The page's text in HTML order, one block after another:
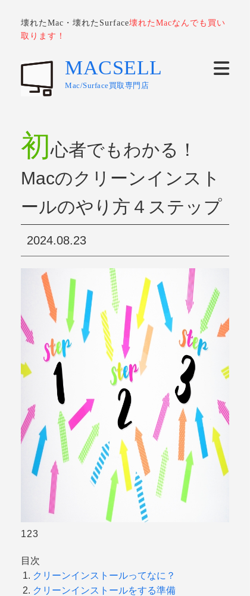
壊れたMac・壊れたSurface壊れたMacなんでも買い
取ります！
MACSELL
Mac/Surface買取専門店
初心者でもわかる！
Macのクリーンインスト
ールのやり方４ステップ
2024.08.23
123
目次
クリーンインストールってなに？
クリーンインストールをする準備